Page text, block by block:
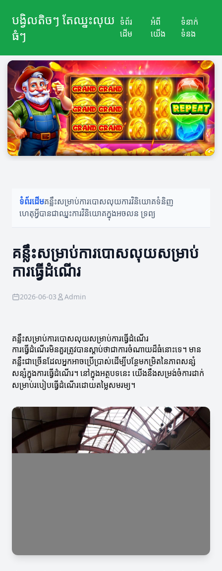
បង្វិលតិចៗ តែឈ្នះលុយ
ធំៗ
ទំព័រ
ដើម
អំពី
យើង
ទំនាក់
ទំនង
ទំព័រដើមគន្លឹះសម្រាប់ការបោសលុយការវិនិយោគទំនិញ
ហេតុអ្វីបានជាឈ្នះការវិនិយោគក្នុងអចលន ទ្រព្យ
គន្លឹះសម្រាប់ការបោសលុយសម្រាប់
ការធ្វើដំណើរ
2026-06-03 Admin
គន្លឹះសម្រាប់ការបោសលុយសម្រាប់ការធ្វើដំណើរ
ការធ្វើដំណើរមិនគួរត្រូវបានស្ដាប់ថាជាការចំណាយដ៏ធំនោះទេ។ មាន
គន្លឹះជាច្រើនដែលអ្នកអាចប្រើប្រាស់ដើម្បីបន្ថែមកម្រិតនៃភាពសន្សំ
សន្សំក្នុងការធ្វើដំណើរ។ នៅក្នុងអត្ថបទនេះ យើងនឹងសម្រង់ចំការដាក់
សម្រាប់របៀបធ្វើដំណើរដោយតម្លៃសមរម្យ។